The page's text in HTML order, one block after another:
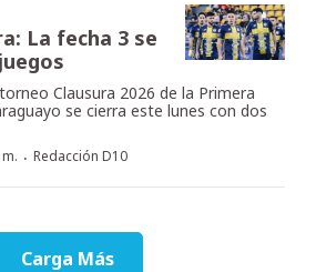
La fecha 3 se
Clausura 2026 de la Primera
se cierra este lunes con dos
· Redacción D10
Carga Más